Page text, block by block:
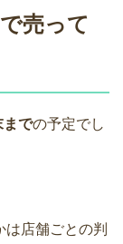
売って
までの予定でし
店舗ごとの判